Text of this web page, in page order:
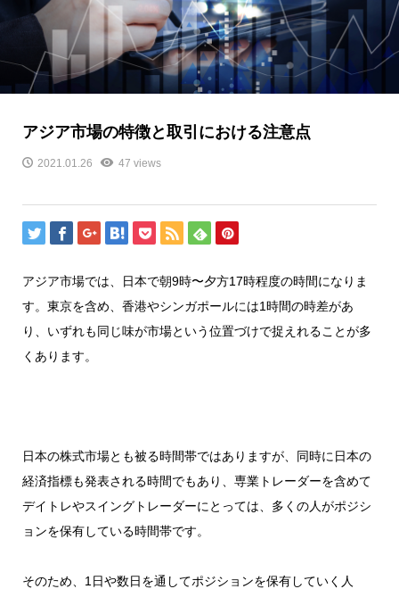
アジア市場の特徴と取引における注意点
2021.01.26 47 views
アジア市場では、日本で朝9時〜夕方17時程度の時間になりま
す。東京を含め、香港やシンガポールには1時間の時差があ
り、いずれも同じ味が市場という位置づけで捉えれることが多
くあります。
日本の株式市場とも被る時間帯ではありますが、同時に日本の
経済指標も発表される時間でもあり、専業トレーダーを含めて
デイトレやスイングトレーダーにとっては、多くの人がポジシ
ョンを保有している時間帯です。
そのため、1日や数日を通してポジションを保有していく人